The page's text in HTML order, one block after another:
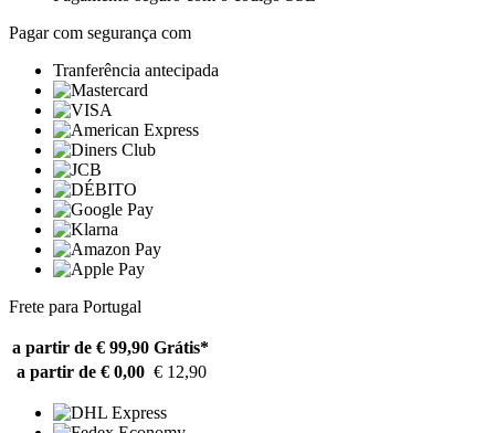
Pagar com segurança com
Tranferência antecipada
Frete para Portugal
a partir de € 99,90 Grátis*
a partir de € 0,00 € 12,90